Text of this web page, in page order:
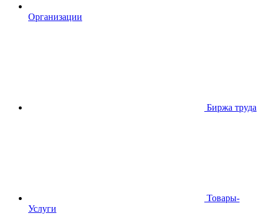
Организации
Биржа труда
Товары-
Услуги